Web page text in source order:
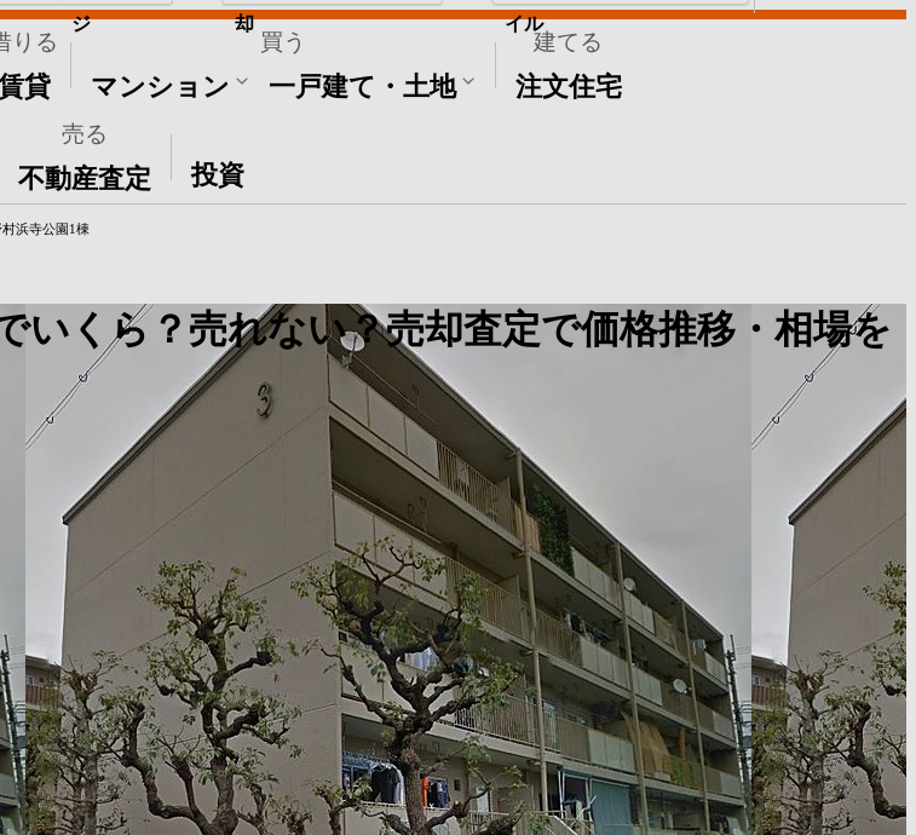
りる
貸
買う
マンション 一戸建て・土地
建てる
注文住宅
売る
不動産査定
その他
投資
ジ 却 イル
村浜寺公園1棟
いくら？売れない？売却査定で価格推移・相場を